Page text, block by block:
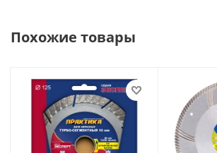
Похожие товары